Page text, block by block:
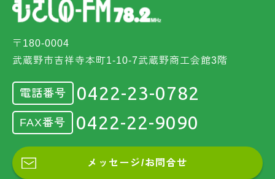
〒180-0004
武蔵野市吉祥寺本町1-10-7武蔵野商工会館3階
電話番号 0422-23-0782
FAX番号 0422-22-9090
メッセージ/お問合せ